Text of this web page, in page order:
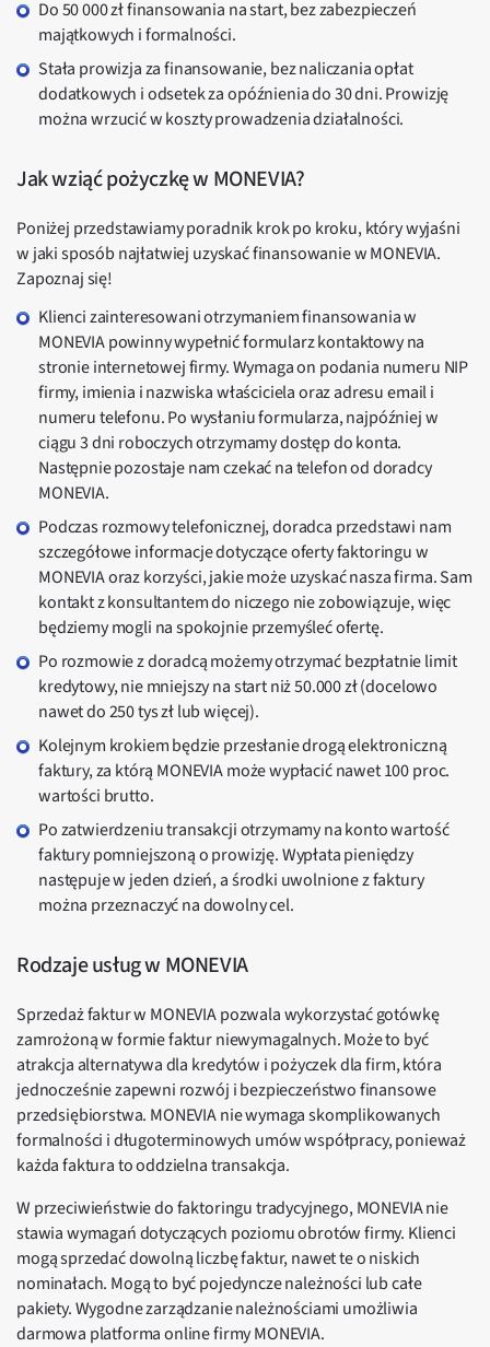
Do 50 000 zł finansowania na start, bez zabezpieczeń
majątkowych i formalności.
Stała prowizja za finansowanie, bez naliczania opłat
dodatkowych i odsetek za opóźnienia do 30 dni. Prowizję
można wrzucić w koszty prowadzenia działalności.
Jak wziąć pożyczkę w MONEVIA?
Poniżej przedstawiamy poradnik krok po kroku, który wyjaśni
w jaki sposób najłatwiej uzyskać finansowanie w MONEVIA.
Zapoznaj się!
Klienci zainteresowani otrzymaniem finansowania w
MONEVIA powinny wypełnić formularz kontaktowy na
stronie internetowej firmy. Wymaga on podania numeru NIP
firmy, imienia i nazwiska właściciela oraz adresu email i
numeru telefonu. Po wysłaniu formularza, najpóźniej w
ciągu 3 dni roboczych otrzymamy dostęp do konta.
Następnie pozostaje nam czekać na telefon od doradcy
MONEVIA.
Podczas rozmowy telefonicznej, doradca przedstawi nam
szczegółowe informacje dotyczące oferty faktoringu w
MONEVIA oraz korzyści, jakie może uzyskać nasza firma. Sam
kontakt z konsultantem do niczego nie zobowiązuje, więc
będziemy mogli na spokojnie przemyśleć ofertę.
Po rozmowie z doradcą możemy otrzymać bezpłatnie limit
kredytowy, nie mniejszy na start niż 50.000 zł (docelowo
nawet do 250 tys zł lub więcej).
Kolejnym krokiem będzie przesłanie drogą elektroniczną
faktury, za którą MONEVIA może wypłacić nawet 100 proc.
wartości brutto.
Po zatwierdzeniu transakcji otrzymamy na konto wartość
faktury pomniejszoną o prowizję. Wypłata pieniędzy
następuje w jeden dzień, a środki uwolnione z faktury
można przeznaczyć na dowolny cel.
Rodzaje usług w MONEVIA
Sprzedaż faktur w MONEVIA pozwala wykorzystać gotówkę
zamrożoną w formie faktur niewymagalnych. Może to być
atrakcja alternatywa dla kredytów i pożyczek dla firm, która
jednocześnie zapewni rozwój i bezpieczeństwo finansowe
przedsiębiorstwa. MONEVIA nie wymaga skomplikowanych
formalności i długoterminowych umów współpracy, ponieważ
każda faktura to oddzielna transakcja.
W przeciwieństwie do faktoringu tradycyjnego, MONEVIA nie
stawia wymagań dotyczących poziomu obrotów firmy. Klienci
mogą sprzedać dowolną liczbę faktur, nawet te o niskich
nominałach. Mogą to być pojedyncze należności lub całe
pakiety. Wygodne zarządzanie należnościami umożliwia
darmowa platforma online firmy MONEVIA.